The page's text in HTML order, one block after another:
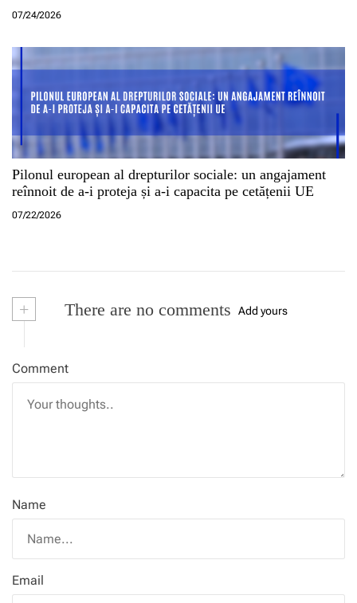
07/24/2026
Pilonul european al drepturilor sociale: un angajament
reînnoit de a-i proteja și a-i capacita pe cetățenii UE
07/22/2026
+ There are no comments Add yours
Comment
Name
Email